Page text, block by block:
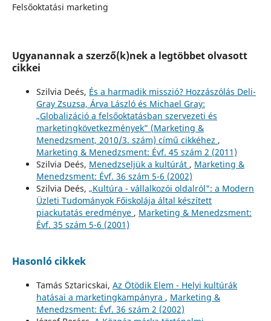
Felsőoktatási marketing
Ugyanannak a szerző(k)nek a legtöbbet olvasott
cikkei
Szilvia Deés, És a harmadik misszió? Hozzászólás Deli-
Gray Zsuzsa, Árva László és Michael Gray:
„Globalizáció a felsőoktatásban szervezeti és
marketingkövetkezmények” (Marketing &
Menedzsment, 2010/3. szám) című cikkéhez ,
Marketing & Menedzsment: Évf. 45 szám 2 (2011)
Szilvia Deés, Menedzseljük a kultúrát , Marketing &
Menedzsment: Évf. 36 szám 5-6 (2002)
Szilvia Deés, „Kultúra - vállalkozói oldalról": a Modern
Üzleti Tudományok Főiskolája által készített
piackutatás eredménye , Marketing & Menedzsment:
Évf. 35 szám 5-6 (2001)
Hasonló cikkek
Tamás Sztaricskai, Az Ötödik Elem - Helyi kultúrák
hatásai a marketingkampányra , Marketing &
Menedzsment: Évf. 36 szám 2 (2002)